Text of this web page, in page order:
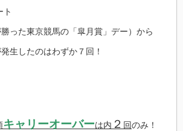
ト
勝った東京競馬の「皐月賞」デー）から
生したのはわずか７回！
キャリーオーバーは内 ２ 回のみ！